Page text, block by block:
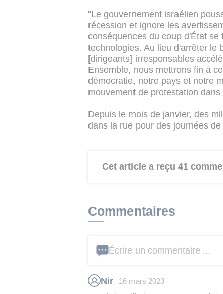
"Le gouvernement israélien
récession et ignore les
conséquences du coup d'État
technologies. Au lieu d'arrêter le
[dirigeants] irresponsables
Ensemble, nous mettrons fin à
démocratie, notre pays et notre
mouvement de protestation
Depuis le mois de janvier, des
dans la rue pour des journées
Cet article a reçu 41
Commentaires
Écrire un commentaire ...
Nir 16 mars 2023